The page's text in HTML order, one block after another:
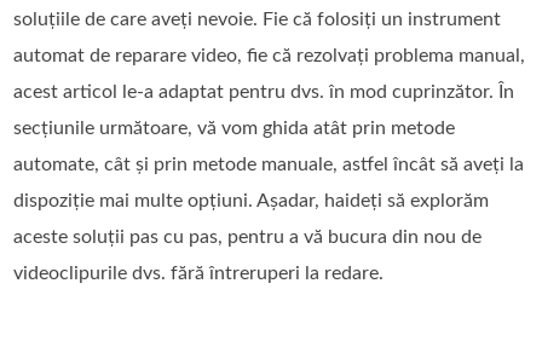
soluțiile de care aveți nevoie. Fie că folosiți un instrument
automat de reparare video, fie că rezolvați problema manual,
acest articol le-a adaptat pentru dvs. în mod cuprinzător. În
secțiunile următoare, vă vom ghida atât prin metode
automate, cât și prin metode manuale, astfel încât să aveți la
dispoziție mai multe opțiuni. Așadar, haideți să explorăm
aceste soluții pas cu pas, pentru a vă bucura din nou de
videoclipurile dvs. fără întreruperi la redare.